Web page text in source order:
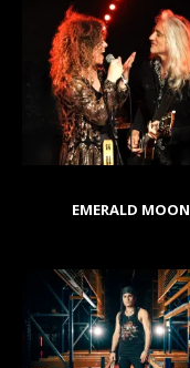
EMERALD MOON